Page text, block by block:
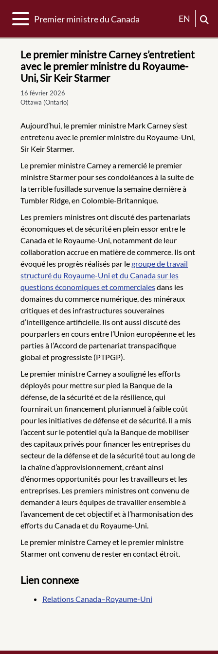
Basculer la navigation
Premier ministre du Canada EN
Le premier ministre Carney s’entretient
avec le premier ministre du Royaume-
Uni, Sir Keir Starmer
16 février 2026
Ottawa (Ontario)
Aujourd’hui, le premier ministre Mark Carney s’est
entretenu avec le premier ministre du Royaume-Uni,
Sir Keir Starmer.
Le premier ministre Carney a remercié le premier
ministre Starmer pour ses condoléances à la suite de
la terrible fusillade survenue la semaine dernière à
Tumbler Ridge, en Colombie-Britannique.
Les premiers ministres ont discuté des partenariats
économiques et de sécurité en plein essor entre le
Canada et le Royaume-Uni, notamment de leur
collaboration accrue en matière de commerce. Ils ont
évoqué les progrès réalisés par legroupe de travail
structuré du Royaume-Uni et du Canada sur les
questions économiques et commercialesdans les
domaines du commerce numérique, des minéraux
critiques et des infrastructures souveraines
d’intelligence artificielle. Ils ont aussi discuté des
pourparlers en cours entre l’Union européenne et les
parties à l’Accord de partenariat transpacifique
global et progressiste (PTPGP).
Le premier ministre Carney a souligné les efforts
déployés pour mettre sur pied la Banque de la
défense, de la sécurité et de la résilience, qui
fournirait un financement pluriannuel à faible coût
pour les initiatives de défense et de sécurité. Il a mis
l’accent sur le potentiel qu’a la Banque de mobiliser
des capitaux privés pour financer les entreprises du
secteur de la défense et de la sécurité tout au long de
la chaîne d’approvisionnement, créant ainsi
d’énormes opportunités pour les travailleurs et les
entreprises. Les premiers ministres ont convenu de
demander à leurs équipes de travailler ensemble à
l’avancement de cet objectif et à l’harmonisation des
efforts du Canada et du Royaume-Uni.
Le premier ministre Carney et le premier ministre
Starmer ont convenu de rester en contact étroit.
Lien connexe
Relations Canada–Royaume-Uni